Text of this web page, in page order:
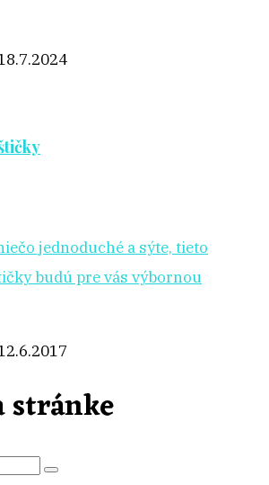
jednoduché a sýte, tieto
budú pre vás výbornou
stránke